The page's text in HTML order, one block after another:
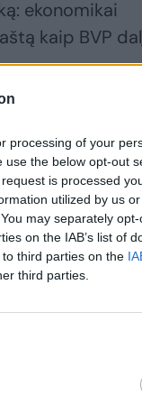
processing of your
the below opt-out
is processed
utilized by us
may separately
on the IAB’s list of
third parties on the
third parties.
ekonomikai
kaip BVP
nuo
didinti
ir vargu ar kas
kiek dar